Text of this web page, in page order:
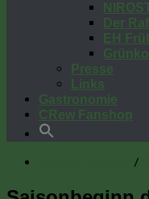
Der
EH
Presse
Links
Gastronomie
CRew Fanshop
/